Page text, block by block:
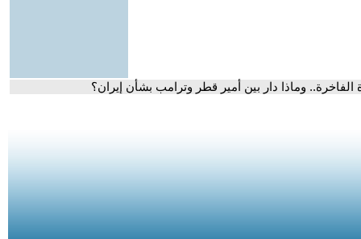
وماذا دار بين أمير قطر وترامب بشأن إيران؟